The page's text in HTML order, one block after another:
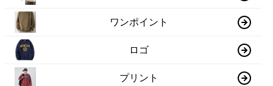
ワンポイント
ロゴ
プリント